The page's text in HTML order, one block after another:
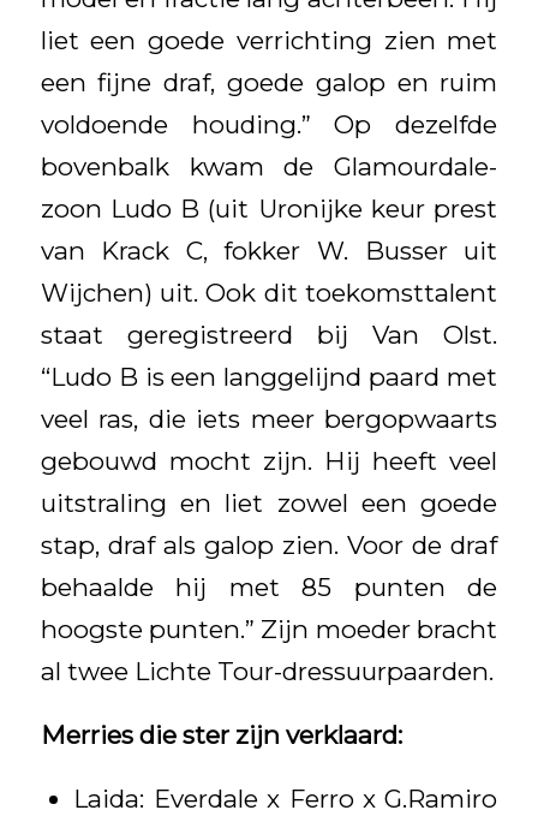
liet een goede verrichting zien met
een fijne draf, goede galop en ruim
voldoende houding.” Op dezelfde
bovenbalk kwam de Glamourdale-
zoon Ludo B (uit Uronijke keur prest
van Krack C, fokker W. Busser uit
Wijchen) uit. Ook dit toekomsttalent
staat geregistreerd bij Van Olst.
“Ludo B is een langgelijnd paard met
veel ras, die iets meer bergopwaarts
gebouwd mocht zijn. Hij heeft veel
uitstraling en liet zowel een goede
stap, draf als galop zien. Voor de draf
behaalde hij met 85 punten de
hoogste punten.” Zijn moeder bracht
al twee Lichte Tour-dressuurpaarden.
Merries die ster zijn verklaard:
Laida: Everdale x Ferro x G.Ramiro